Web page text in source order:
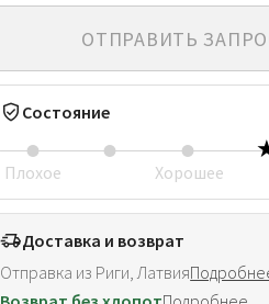
ОТПРАВИТЬ
Состояние
Плохое Хорошее
Доставка и возврат
Отправка из Риги, Латвия